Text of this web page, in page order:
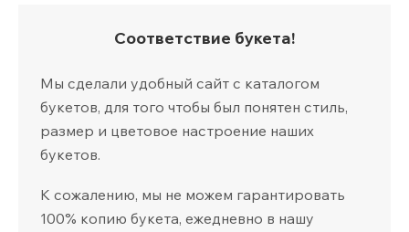
Соответствие букета!
Мы сделали удобный сайт с каталогом
букетов, для того чтобы был понятен стиль,
размер и цветовое настроение наших
букетов.
К сожалению, мы не можем гарантировать
100% копию букета, ежедневно в нашу